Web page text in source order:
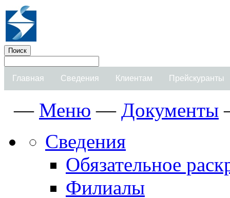
Главная Сведения Клиентам Прейскуранты
— Меню — Документы
Сведения
Обязательное
Филиалы